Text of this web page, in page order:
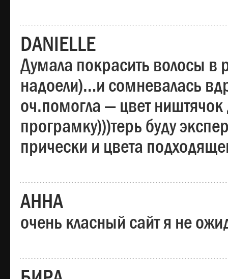
DANIELLE
Думала покрасить волосы
надоели)…и сомневалась
оч.помогла — цвет
програмку)))терь буду
прически и цвета
АННА
очень класный сайт я не